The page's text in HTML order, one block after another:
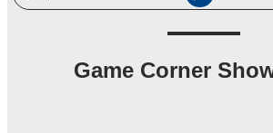
e
Game Corner